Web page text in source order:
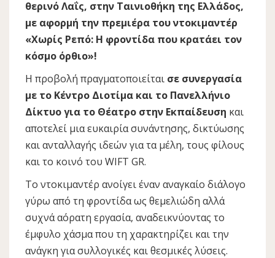
θερινό Λαΐς, στην Ταινιοθήκη της Ελλάδος,
με αφορμή την πρεμιέρα του ντοκιμαντέρ
«Χωρίς Ρεπό: Η φροντίδα που κρατάει τον
κόσμο όρθιο»!
Η προβολή πραγματοποιείται σε συνεργασία
με το Κέντρο Διοτίμα και το Πανελλήνιο
Δίκτυο για το Θέατρο στην Εκπαίδευση και
αποτελεί μια ευκαιρία συνάντησης, δικτύωσης
και ανταλλαγής ιδεών για τα μέλη, τους φίλους
και το κοινό του WIFT GR.
Το ντοκιμαντέρ ανοίγει έναν αναγκαίο διάλογο
γύρω από τη φροντίδα ως θεμελιώδη αλλά
συχνά αόρατη εργασία, αναδεικνύοντας το
έμφυλο χάσμα που τη χαρακτηρίζει και την
ανάγκη για συλλογικές και θεσμικές λύσεις.